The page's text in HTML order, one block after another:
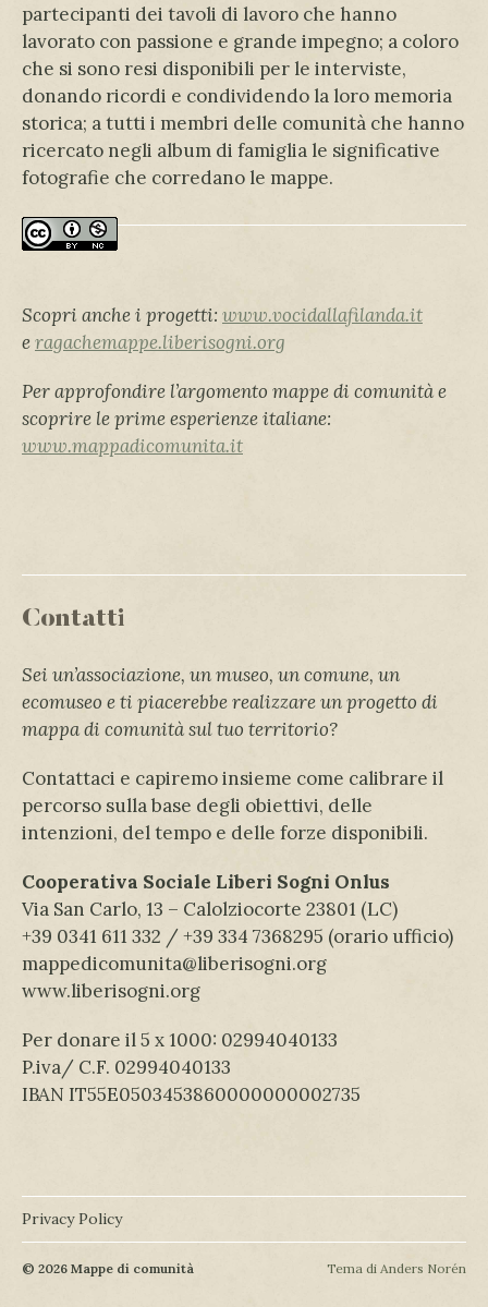
partecipanti dei tavoli di lavoro che hanno
lavorato con passione e grande impegno; a coloro
che si sono resi disponibili per le interviste,
donando ricordi e condividendo la loro memoria
storica; a tutti i membri delle comunità che hanno
ricercato negli album di famiglia le significative
fotografie che corredano le mappe.
Scopri anche i progetti: www.vocidallafilanda.it
eragachemappe.liberisogni.org
Per approfondire l’argomento mappe di comunità e
scoprire le prime esperienze italiane:
www.mappadicomunita.it
Contatti
Sei un’associazione, un museo, un comune, un
ecomuseo e ti piacerebbe realizzare un progetto di
mappa di comunità sul tuo territorio?
Contattaci e capiremo insieme come calibrare il
percorso sulla base degli obiettivi, delle
intenzioni, del tempo e delle forze disponibili.
Cooperativa Sociale Liberi Sogni Onlus
Via San Carlo, 13 – Calolziocorte 23801 (LC)
+39 0341 611 332 / +39 334 7368295 (orario ufficio)
mappedicomunita@liberisogni.org
www.liberisogni.org
Per donare il 5 x 1000: 02994040133
P.iva/ C.F. 02994040133
IBAN IT55E0503453860000000002735
Privacy Policy
© 2026 Mappe di comunità Tema di Anders Norén